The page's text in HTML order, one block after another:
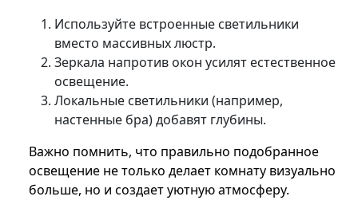
Используйте встроенные светильники
вместо массивных люстр.
Зеркала напротив окон усилят естественное
освещение.
Локальные светильники (например,
настенные бра) добавят глубины.
Важно помнить, что правильно подобранное
освещение не только делает комнату визуально
больше, но и создает уютную атмосферу.